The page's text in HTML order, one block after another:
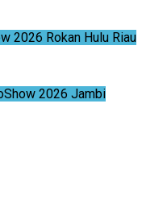
2026 Rokan Hulu Riau
2026 Jambi